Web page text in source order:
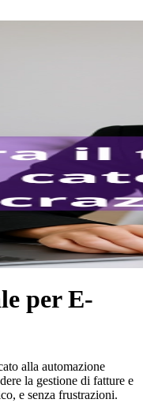
per E-
alla automazione
la gestione di fatture e
e senza frustrazioni.